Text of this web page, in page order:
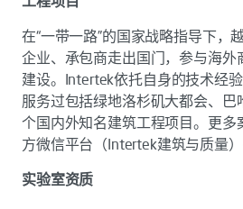
在“一带一路”的国家战略指导下，
企业、承包商走出国门，参与海外
建设。Intertek依托自身的技术经
服务过包括绿地洛杉矶大都会、巴
个国内外知名建筑工程项目。更多
方微信平台（Intertek建筑与质量）
实验室资质